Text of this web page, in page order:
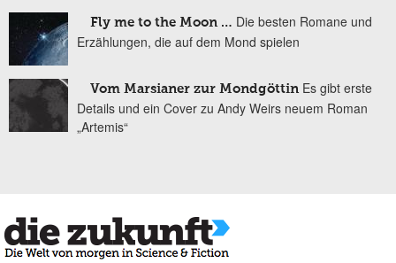
Fly me to the Moon … Die besten Romane und
Erzählungen, die auf dem Mond spielen
Vom Marsianer zur Mondgöttin Es gibt erste
Details und ein Cover zu Andy Weirs neuem Roman
„Artemis“